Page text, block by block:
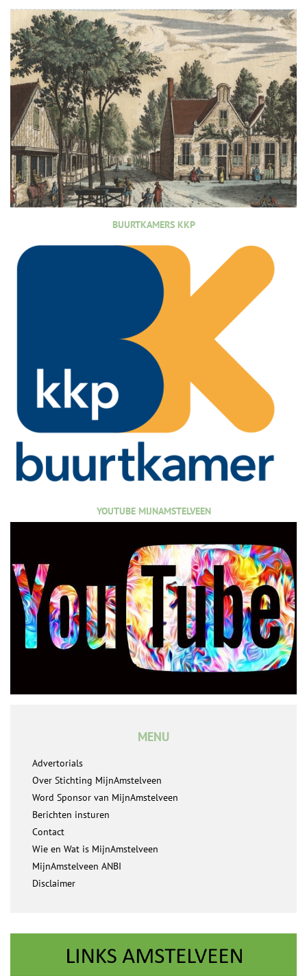
BUURTKAMERS KKP
YOUTUBE MIJNAMSTELVEEN
MENU
Advertorials
Over Stichting MijnAmstelveen
Word Sponsor van MijnAmstelveen
Berichten insturen
Contact
Wie en Wat is MijnAmstelveen
MijnAmstelveen ANBI
Disclaimer